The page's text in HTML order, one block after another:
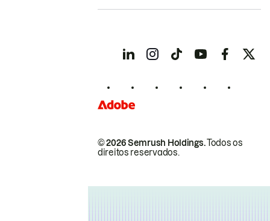
© 2026 Semrush Holdings.Todos os
direitos reservados.